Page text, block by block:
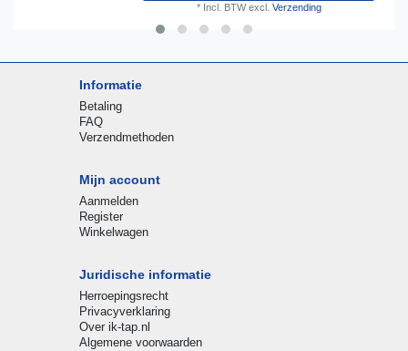
* Incl. BTWexcl. Verzending
Informatie
Betaling
FAQ
Verzendmethoden
Mijn account
Aanmelden
Register
Winkelwagen
Juridische informatie
Herroepingsrecht
Privacyverklaring
Over ik-tap.nl
Algemene voorwaarden